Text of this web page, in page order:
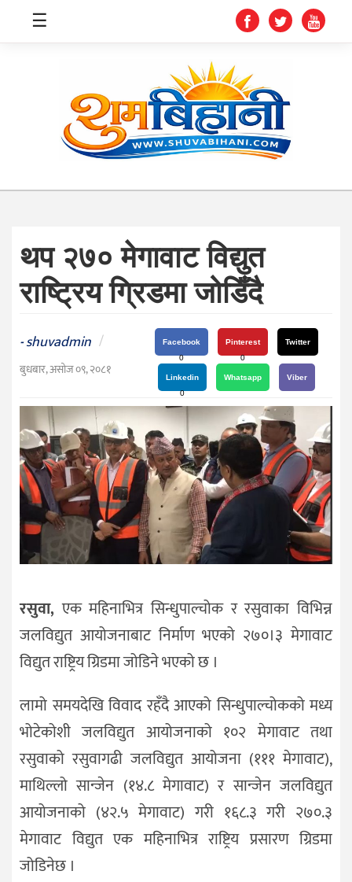
स्वास्थ्य
संघीय
प्रविधि
जीवनशैली
दर्शन
/
संस्कृति
विचार
देश
राजनीति
☰
थप २७० मेगावाट विद्युत
राष्ट्रिय ग्रिडमा जोडिँदै
-shuvadmin /
बुधबार, असोज ०९, २०८१
Facebook
0
Pinterest
0
Twitter
Linkedin
0
Whatsapp Viber
रसुवा, एक महिनाभित्र सिन्धुपाल्चोक र रसुवाका विभिन्न
जलविद्युत आयोजनाबाट निर्माण भएको २७०।३ मेगावाट
विद्युत राष्ट्रिय ग्रिडमा जोडिने भएको छ ।
लामो समयदेखि विवाद रहँदै आएको सिन्धुपाल्चोकको मध्य
भोटेकोशी जलविद्युत आयोजनाको १०२ मेगावाट तथा
रसुवाको रसुवागढी जलविद्युत आयोजना (१११ मेगावाट),
माथिल्लो सान्जेन (१४.८ मेगावाट) र सान्जेन जलविद्युत
आयोजनाको (४२.५ मेगावाट) गरी १६८.३ गरी २७०.३
मेगावाट विद्युत एक महिनाभित्र राष्ट्रिय प्रसारण ग्रिडमा
जोडिनेछ ।